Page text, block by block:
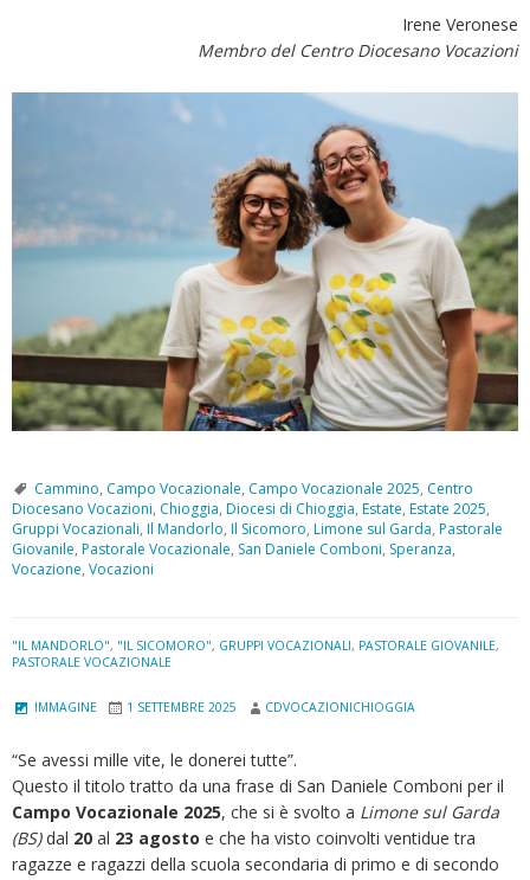
Irene Veronese
Membro del Centro Diocesano Vocazioni
Cammino, Campo Vocazionale, Campo Vocazionale 2025, Centro
Diocesano Vocazioni, Chioggia, Diocesi di Chioggia, Estate, Estate 2025,
Gruppi Vocazionali, Il Mandorlo, Il Sicomoro, Limone sul Garda, Pastorale
Giovanile, Pastorale Vocazionale, San Daniele Comboni, Speranza,
Vocazione, Vocazioni
"IL MANDORLO", "IL SICOMORO", GRUPPI VOCAZIONALI, PASTORALE GIOVANILE,
PASTORALE VOCAZIONALE
IMMAGINE 1 SETTEMBRE 2025 CDVOCAZIONICHIOGGIA
“Se avessi mille vite, le donerei tutte”.
Questo il titolo tratto da una frase di San Daniele Comboni per il
Campo Vocazionale 2025, che si è svolto a Limone sul Garda
(BS)dal 20 al 23 agosto e che ha visto coinvolti ventidue tra
ragazze e ragazzi della scuola secondaria di primo e di secondo